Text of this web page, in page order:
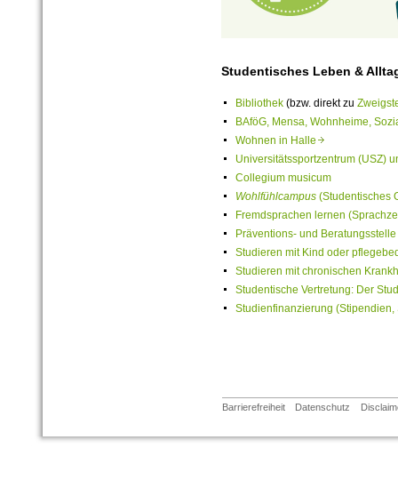
Studentisches Leben &
Bibliothek(bzw. direkt zu
BAföG, Mensa, Wohnheime,
Wohnen in Halle
Universitätssportzentrum (USZ)
Collegium musicum
Wohlfühlcampus(Studentisches
Fremdsprachen lernen
Präventions- und
Studieren mit Kind oder
Studieren mit chronischen
Studentische Vertretung: Der
Studienfinanzierung
Barrierefreiheit Datenschutz